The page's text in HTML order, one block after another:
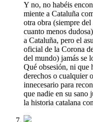
Y no, no habéis
miente a Cataluña
otra obra (siempre
cuanto menos
a Cataluña, pero el
oficial de la Corona
del mundo) jamás se
Qué obsesión, ni que
derechos o cualquier
innecesario para
que nadie en su sano
la historia catalana